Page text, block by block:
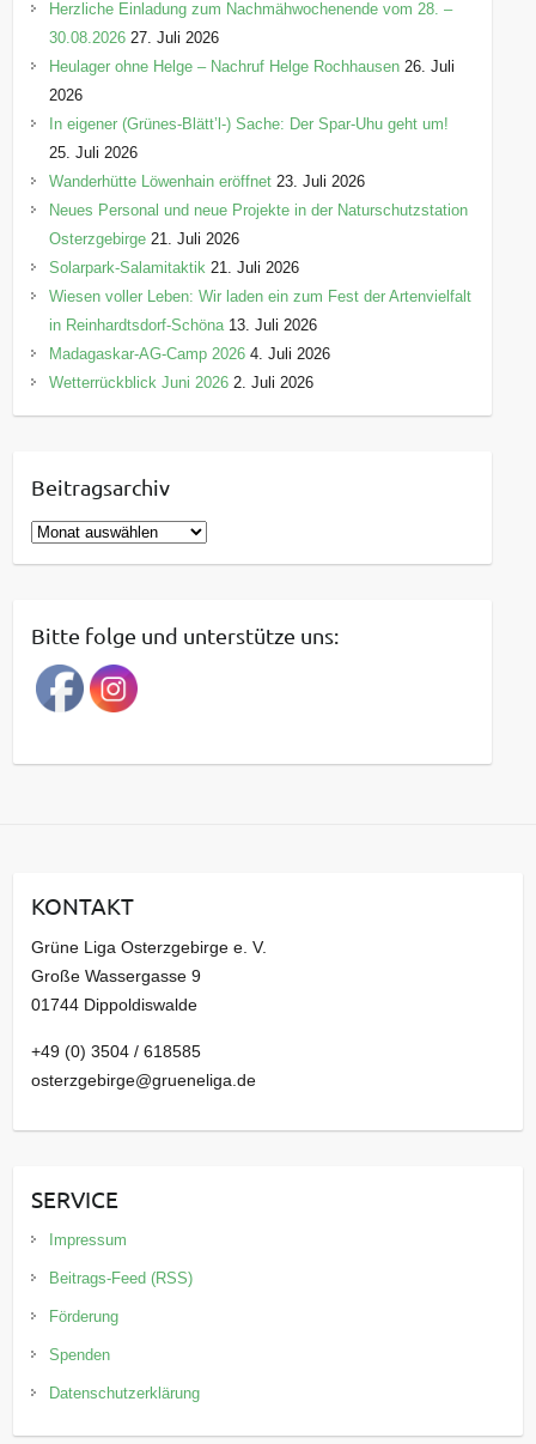
Herzliche Einladung zum Nachmähwochenende vom 28. –
30.08.2026 27. Juli 2026
Heulager ohne Helge – Nachruf Helge Rochhausen 26. Juli
2026
In eigener (Grünes-Blätt’l-) Sache: Der Spar-Uhu geht um!
25. Juli 2026
Wanderhütte Löwenhain eröffnet 23. Juli 2026
Neues Personal und neue Projekte in der Naturschutzstation
Osterzgebirge 21. Juli 2026
Solarpark-Salamitaktik 21. Juli 2026
Wiesen voller Leben: Wir laden ein zum Fest der Artenvielfalt
in Reinhardtsdorf-Schöna 13. Juli 2026
Madagaskar-AG-Camp 2026 4. Juli 2026
Wetterrückblick Juni 2026 2. Juli 2026
Beitragsarchiv
B
e
r
a
g
a
v
Bitte folge und unterstütze uns:
KONTAKT
Grüne Liga Osterzgebirge e. V.
Große Wassergasse 9
01744 Dippoldiswalde
+49 (0) 3504 / 618585
osterzgebirge@grueneliga.de
SERVICE
Impressum
Beitrags-Feed (RSS)
Förderung
Spenden
Datenschutzerklärung